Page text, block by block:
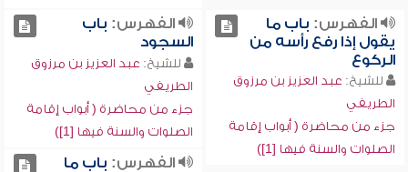
الفهرس: باب ما
يقول إذا رفع رأسه من
الركوع
للشيخ: عبد العزيز بن مرزوق
الطريفي
جزء من محاضرة ( أبواب إقامة
الصلوات والسنة فيها [1])
الفهرس: باب
السجود
للشيخ: عبد العزيز بن مرزوق
الطريفي
جزء من محاضرة ( أبواب إقامة
الصلوات والسنة فيها [1])
الفهرس: باب ما